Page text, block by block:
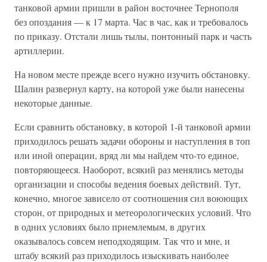
танковой армии пришли в район восточнее Тернополя
без опоздания — к 17 марта. Час в час, как и требовалось
по приказу. Отстали лишь тылы, понтонный парк и часть
артиллерии.
На новом месте прежде всего нужно изучить обстановку.
Шалин развернул карту, на которой уже были нанесены
некоторые данные.
Если сравнить обстановку, в которой 1-й танковой армии
приходилось решать задачи обороны и наступления в топ
или иной операции, вряд ли мы найдем что-то единое,
повторяющееся. Наоборот, всякий раз менялись методы
организации и способы ведения боевых действий. Тут,
конечно, многое зависело от соотношения сил воюющих
сторон, от природных и метеорологических условий. Что
в одних условиях было приемлемым, в других
оказывалось совсем неподходящим. Так что и мне, и
штабу всякий раз приходилось изыскивать наиболее